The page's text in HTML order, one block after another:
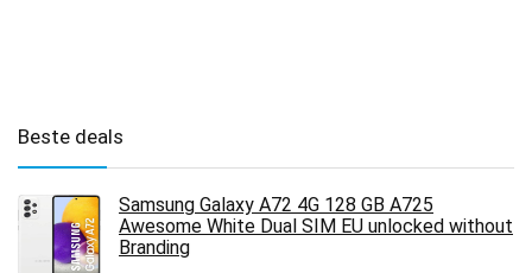
Beste deals
Samsung Galaxy A72 4G 128 GB A725
Awesome White Dual SIM EU unlocked without
Branding